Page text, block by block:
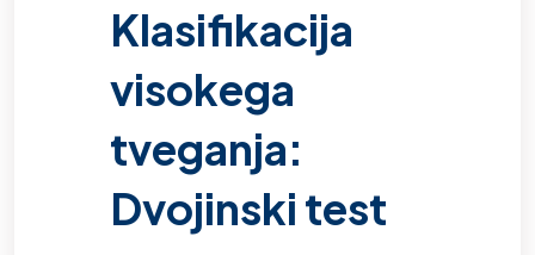
Klasifikacija
visokega
tveganja:
Dvojinski test